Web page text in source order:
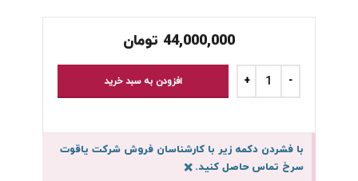
44,000,000 تومان
افزودن به سبد خرید
با فشردن دکمه زیر با کارشناسان فروش شرکت یاقوت
سرخ تماس حاصل کنید.×